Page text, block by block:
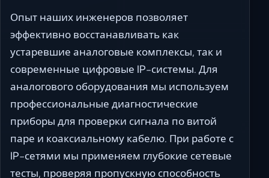
Опыт наших инженеров позволяет
эффективно восстанавливать как
устаревшие аналоговые комплексы, так и
современные цифровые IP-системы. Для
аналогового оборудования мы используем
профессиональные диагностические
приборы для проверки сигнала по витой
паре и коаксиальному кабелю. При работе с
IP-сетями мы применяем глубокие сетевые
тесты, проверяя пропускную способность